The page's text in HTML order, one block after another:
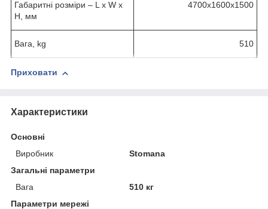
Габаритні розміри – L x W x
H, мм
4700x1600x1500
Вага, kg 510
Приховати
Характеристики
Основні
Виробник
Stomana
Загальні параметри
Вага
510 кг
Параметри мережі